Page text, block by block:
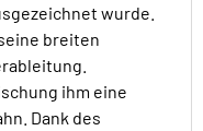
wurde.
breiten
ihm eine
Dank des